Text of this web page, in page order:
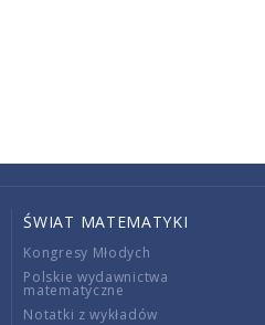
ŚWIAT MATEMATYKI
Kongresy Młodych
Polskie wydawnictwa
matematyczne
Notatki z wykładów